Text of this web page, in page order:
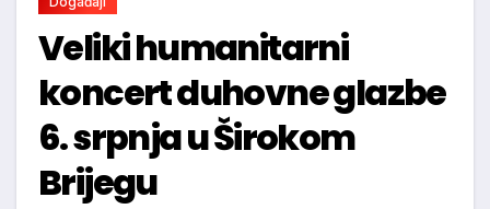
Veliki humanitarni
koncert duhovne glazbe
6. srpnja u Širokom
Brijegu